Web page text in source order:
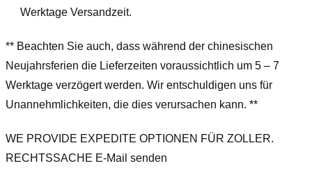
Werktage Versandzeit.
** Beachten Sie auch, dass während der chinesischen
Neujahrsferien die Lieferzeiten voraussichtlich um 5 – 7
Werktage verzögert werden. Wir entschuldigen uns für
Unannehmlichkeiten, die dies verursachen kann. **
WE PROVIDE EXPEDITE OPTIONEN FÜR ZOLLER.
RECHTSSACHE E-Mail senden